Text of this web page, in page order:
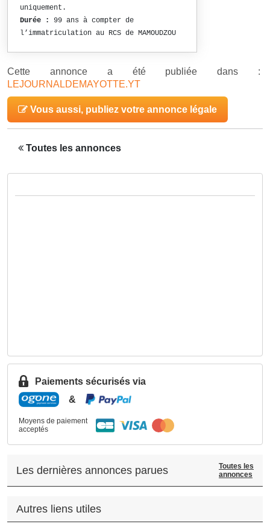
uniquement.
Durée :
99 ans à compter de
l’immatriculation au RCS de MAMOUDZOU
Cette annonce a été publiée dans :
LEJOURNALDEMAYOTTE.YT
Vous aussi, publiez votre annonce légale
Toutes les annonces
Paiements sécurisés via
&
Moyens de paiement
acceptés
Les dernières annonces parues
Toutes les
annonces
Autres liens utiles